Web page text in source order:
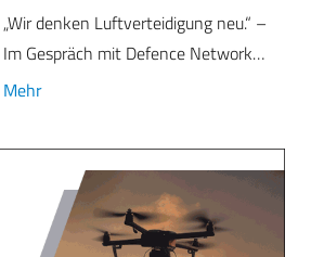
„Wir denken Luftverteidigung neu.“ –
Im Gespräch mit Defence Network…
Mehr